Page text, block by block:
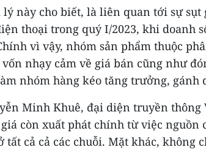
này cho biết, là liên quan tới sự sụt
thoại trong quý I/2023, khi doanh
vì vậy, nhóm sản phẩm thuộc
nhạy cảm về giá bán cũng như
nhóm hàng kéo tăng trưởng, gánh
Minh Khuê, đại diện truyền thông
còn xuất phát chính từ việc nguồn
tất cả cả các chuỗi. Mặt khác, không